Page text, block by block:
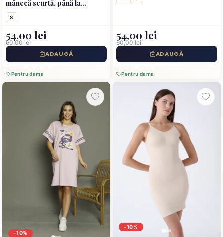
mânecă scurtă, până la
genunchi, imprimeu Make
Life, roz
S
54,00 lei
60,00 lei
ADAUGĂ
Pentru dama
You, bej
54,00 lei
60,00 lei
ADAUGĂ
Pentru dama
-10%
-10%